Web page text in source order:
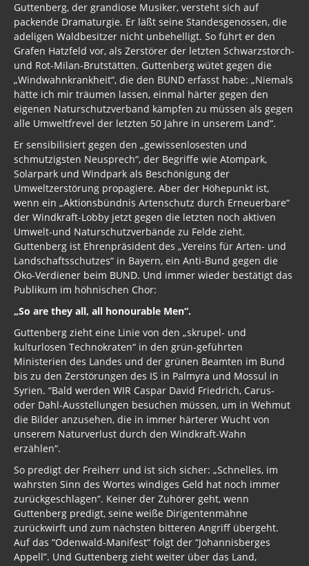
Guttenberg, der grandiose Musiker, versteht sich auf
packende Dramaturgie. Er läßt seine Standesgenossen, die
adeligen Waldbesitzer nicht unbehelligt. So führt er den
Grafen Hatzfeld vor, als Zerstörer der letzten Schwarzstorch-
und Rot-Milan-Brutstätten. Guttenberg wütet gegen die
„Windwahnkrankheit“, die den BUND erfasst habe: „Niemals
hätte ich mir träumen lassen, einmal härter gegen den
eigenen Naturschutzverband kämpfen zu müssen als gegen
alle Umweltfrevel der letzten 50 Jahre in unserem Land“.
Er sensibilisiert gegen den „gewissenlosesten und
schmutzigsten Neusprech“, der Begriffe wie Atompark,
Solarpark und Windpark als Beschönigung der
Umweltzerstörung propagiere. Aber der Höhepunkt ist,
wenn ein „Aktionsbündnis Artenschutz durch Erneuerbare“
der Windkraft-Lobby jetzt gegen die letzten noch aktiven
Umwelt-und Naturschutzverbände zu Felde zieht.
Guttenberg ist Ehrenpräsident des „Vereins für Arten- und
Landschaftsschutzes“ in Bayern, ein Anti-Bund gegen die
Öko-Verdiener beim BUND. Und immer wieder bestätigt das
Publikum im höhnischen Chor:
„So are they all, all honourable Men“.
Guttenberg zieht eine Linie von den „skrupel- und
kulturlosen Technokraten“ in den grün-geführten
Ministerien des Landes und der grünen Beamten im Bund
bis zu den Zerstörungen des IS in Palmyra und Mossul in
Syrien. “Bald werden WIR Caspar David Friedrich, Carus-
oder Dahl-Ausstellungen besuchen müssen, um in Wehmut
die Bilder anzusehen, die in immer härterer Wucht von
unserem Naturverlust durch den Windkraft-Wahn
erzählen“.
So predigt der Freiherr und ist sich sicher: „Schnelles, im
wahrsten Sinn des Wortes windiges Geld hat noch immer
zurückgeschlagen“. Keiner der Zuhörer geht, wenn
Guttenberg predigt, seine weiße Dirigentenmähne
zurückwirft und zum nächsten bitteren Angriff übergeht.
Auf das “Odenwald-Manifest“ folgt der “Johannisberges
Appell”. Und Guttenberg zieht weiter über das Land,